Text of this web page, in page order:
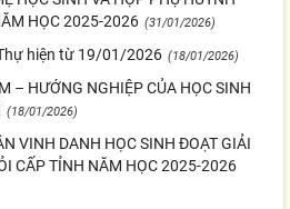
HỌC 2025-2026 (31/01/2026)
hiện từ 19/01/2026 (18/01/2026)
– HƯỚNG NGHIỆP CỦA HỌC SINH
(18/01/2026)
VINH DANH HỌC SINH ĐOẠT GIẢI
CẤP TỈNH NĂM HỌC 2025-2026